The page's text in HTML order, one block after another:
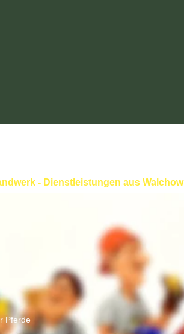
- Dienstleistungen aus Walchow
Pferde